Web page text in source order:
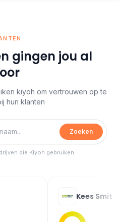
gingen jou al
kiyoh om vertrouwen op te
hun klanten
Zoeken
die Kiyoh gebruiken
Kees Smit